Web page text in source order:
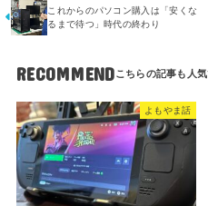
これからのパソコン購入は「安くな
るまで待つ」時代の終わり
RECOMMEND
よもやま話